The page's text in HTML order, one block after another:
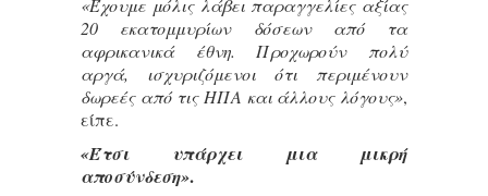
20 εκατομμυρίων δόσεων από τα
αφρικανικά έθνη. Προχωρούν πολύ
αργά, ισχυριζόμενοι ότι περιμένουν
δωρεές από τις ΗΠΑ και άλλους λόγους»,
είπε.
«Έτσι υπάρχει μια μικρή
αποσύνδεση».